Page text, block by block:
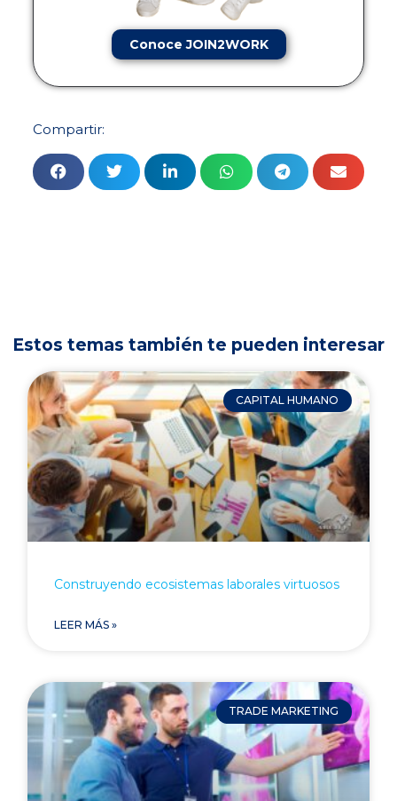
Conoce JOIN2WORK
Compartir:
Estos temas también te pueden interesar
CAPITAL HUMANO
Construyendo ecosistemas laborales virtuosos
LEER MÁS »
TRADE MARKETING